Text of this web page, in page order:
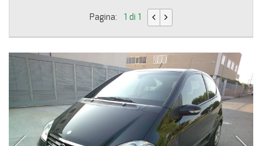
Pagina: 1 di 1